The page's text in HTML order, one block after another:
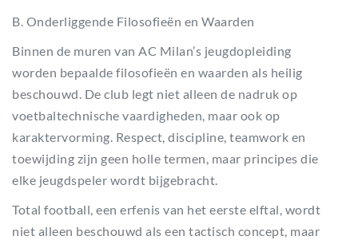
B. Onderliggende Filosofieën en Waarden
Binnen de muren van AC Milan’s jeugdopleiding
worden bepaalde filosofieën en waarden als heilig
beschouwd. De club legt niet alleen de nadruk op
voetbaltechnische vaardigheden, maar ook op
karaktervorming. Respect, discipline, teamwork en
toewijding zijn geen holle termen, maar principes die
elke jeugdspeler wordt bijgebracht.
Total football, een erfenis van het eerste elftal, wordt
niet alleen beschouwd als een tactisch concept, maar